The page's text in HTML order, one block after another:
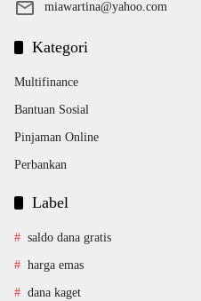
miawartina@yahoo.com
Kategori
Multifinance
Bantuan Sosial
Pinjaman Online
Perbankan
Label
saldo dana gratis
harga emas
dana kaget